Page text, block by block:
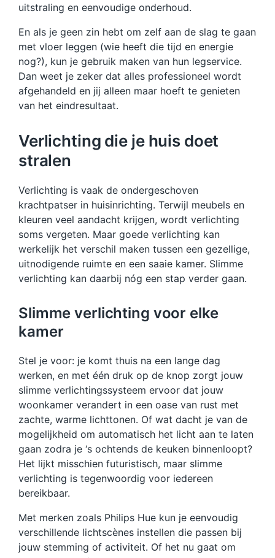
uitstraling en eenvoudige onderhoud.
En als je geen zin hebt om zelf aan de slag te gaan
met vloer leggen (wie heeft die tijd en energie
nog?), kun je gebruik maken van hun legservice.
Dan weet je zeker dat alles professioneel wordt
afgehandeld en jij alleen maar hoeft te genieten
van het eindresultaat.
Verlichting die je huis doet
stralen
Verlichting is vaak de ondergeschoven
krachtpatser in huisinrichting. Terwijl meubels en
kleuren veel aandacht krijgen, wordt verlichting
soms vergeten. Maar goede verlichting kan
werkelijk het verschil maken tussen een gezellige,
uitnodigende ruimte en een saaie kamer. Slimme
verlichting kan daarbij nóg een stap verder gaan.
Slimme verlichting voor elke
kamer
Stel je voor: je komt thuis na een lange dag
werken, en met één druk op de knop zorgt jouw
slimme verlichtingssysteem ervoor dat jouw
woonkamer verandert in een oase van rust met
zachte, warme lichttonen. Of wat dacht je van de
mogelijkheid om automatisch het licht aan te laten
gaan zodra je ‘s ochtends de keuken binnenloopt?
Het lijkt misschien futuristisch, maar slimme
verlichting is tegenwoordig voor iedereen
bereikbaar.
Met merken zoals Philips Hue kun je eenvoudig
verschillende lichtscènes instellen die passen bij
jouw stemming of activiteit. Of het nu gaat om